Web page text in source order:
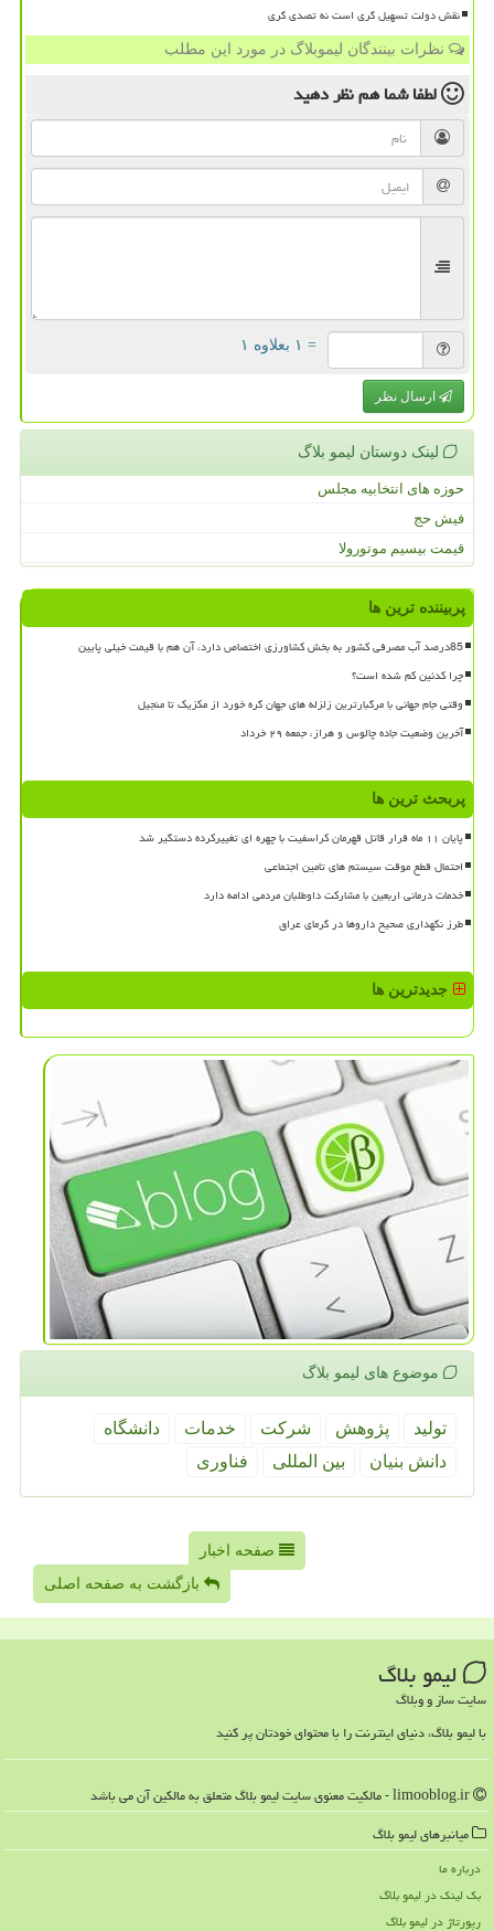
نقش دولت تسهیل گری است نه تصدی گری
نظرات بینندگان لیموبلاگ در مورد این مطلب
لطفا شما همنظر دهید
= ۱ بعلاوه ۱
ارسال نظر
لینک دوستان لیمو بلاگ
حوزه های انتخابیه مجلس
فیش حج
قیمت بیسیم موتورولا
پربیننده ترین ها
85درصد آب مصرفی کشور به بخش کشاورزی اختصاص دارد، آن هم با قیمت خیلی پایین
چرا کدئین کم شده است؟
وقتی جام جهانی با مرگبارترین زلزله های جهان گره خورد از مکزیک تا منجیل
آخرین وضعیت جاده چالوس و هراز، جمعه ۲۹ خرداد
پربحث ترین ها
پایان ۱۱ ماه فرار قاتل قهرمان کراسفیت با چهره ای تغییرکرده دستگیر شد
احتمال قطع موقت سیستم های تامین اجتماعی
خدمات درمانی اربعین با مشارکت داوطلبان مردمی ادامه دارد
طرز نگهداری صحیح داروها در گرمای عراق
جدیدترین ها
موضوع های لیمو بلاگ
تولید پژوهش شركت خدمات
دانشگاه
دانش بنیان
بین المللی فناوری
صفحه اخبار
بازگشت به صفحه اصلی
لیمو بلاگ
سایت ساز و وبلاگ
با لیمو بلاگ، دنیای اینترنت را با محتوای خودتان پر کنید
میانبرهای لیمو بلاگ
درباره ما
بک لینک در لیمو بلاگ
رپورتاژ در لیمو بلاگ